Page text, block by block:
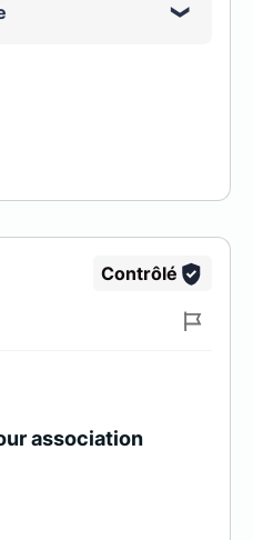
Contrôlé
association